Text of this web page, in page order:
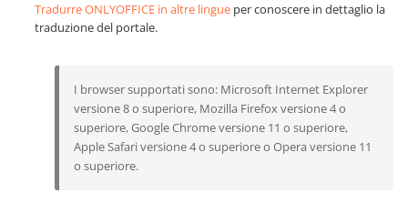
Tradurre ONLYOFFICE in altre lingue per conoscere in dettaglio la
traduzione del portale.
I browser supportati sono: Microsoft Internet Explorer
versione 8 o superiore, Mozilla Firefox versione 4 o
superiore, Google Chrome versione 11 o superiore,
Apple Safari versione 4 o superiore o Opera versione 11
o superiore.